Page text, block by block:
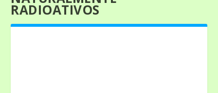
RADIOATIVOS